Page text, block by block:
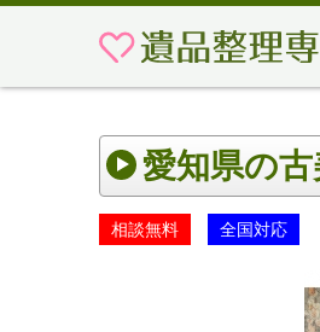
愛知県の
相談無料 全国対応